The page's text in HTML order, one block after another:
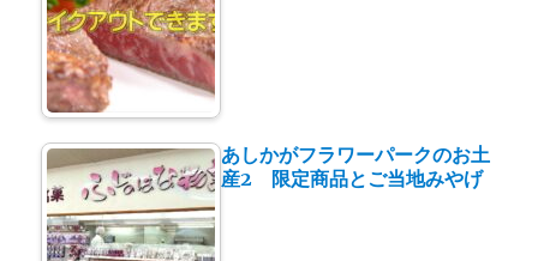
あしかがフラワーパークのお土
産2 限定商品とご当地みやげ